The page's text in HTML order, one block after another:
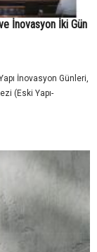
İnovasyon İki Gün
İnovasyon Günleri,
(Eski Yapı-